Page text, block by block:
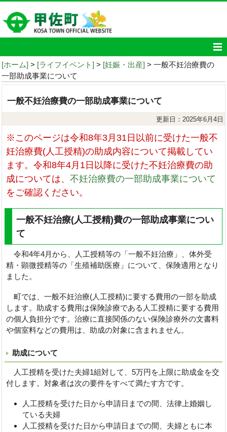
[ホーム] > [ライフイベント] > [妊娠・出産] > 一般不妊治療費の
一部助成事業について
一般不妊治療費の一部助成事業について
更新日：2025年6月4日
※このページは令和8年3月31日以前に受けた一般不
妊治療費(人工授精)の助成内容について掲載してい
ます。令和8年4月1日以降に受けた不妊治療費の助
成については、 不妊治療費の一部助成事業について
をご確認ください。
一般不妊治療(人工授精)費の一部助成事業につい
て
令和4年4月から、人工授精等の「一般不妊治療」、体外受
精・顕微授精等の「生殖補助医療」について、保険適用となり
ました。
町では、一般不妊治療(人工授精)に要する費用の一部を助成
します。助成する費用は保険診療である人工授精に要する費用
の個人負担分です。治療に直接関係のない保険診療外の文書料
や個室料などの費用は、助成の対象に含まれません。
助成について
人工授精を受けた夫婦1組対して、5万円を上限に助成金を交
付します。対象者は次の要件をすべて満たす方です。
人工授精を受けた日から申請日までの間、法律上婚姻し
ている夫婦
人工授精を受けた日から申請日までの間、夫婦ともに本